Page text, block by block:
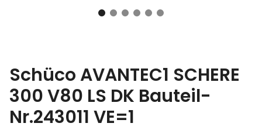
Schüco AVANTEC1 SCHERE
300 V80 LS DK Bauteil-
Nr.243011 VE=1